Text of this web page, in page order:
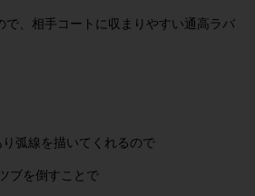
で、相手コートに収まりやすい通高ラバ
弧線を描いてくれるので
ブを倒すことで